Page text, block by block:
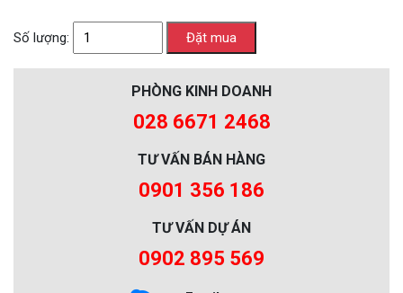
Số lượng:
PHÒNG KINH DOANH
028 6671 2468
TƯ VẤN BÁN HÀNG
0901 356 186
TƯ VẤN DỰ ÁN
0902 895 569